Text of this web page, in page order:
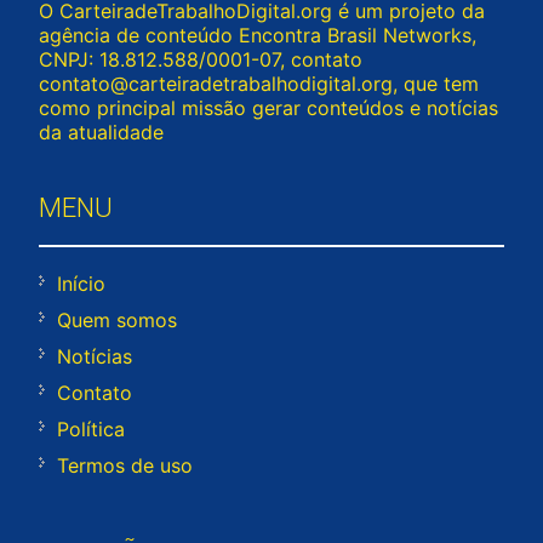
O CarteiradeTrabalhoDigital.org é um projeto da
agência de conteúdo Encontra Brasil Networks,
CNPJ: 18.812.588/0001-07, contato
contato@carteiradetrabalhodigital.org, que tem
como principal missão gerar conteúdos e notícias
da atualidade
MENU
Início
Quem somos
Notícias
Contato
Política
Termos de uso